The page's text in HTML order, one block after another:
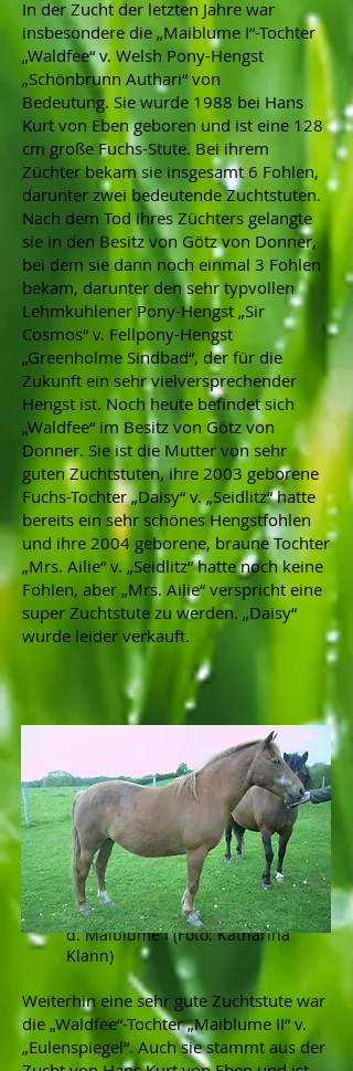
In der Zucht der letzten Jahre war
insbesondere die „Maiblume I“-Tochter
„Waldfee“ v. Welsh Pony-Hengst
„Schönbrunn Authari“ von
Bedeutung. Sie wurde 1988 bei Hans
Kurt von Eben geboren und ist eine 128
cm große Fuchs-Stute. Bei ihrem
Züchter bekam sie insgesamt 6 Fohlen,
darunter zwei bedeutende Zuchtstuten.
Nach dem Tod ihres Züchters gelangte
sie in den Besitz von Götz von Donner,
bei dem sie dann noch einmal 3 Fohlen
bekam, darunter den sehr typvollen
Lehmkuhlener Pony-Hengst „Sir
Cosmos“ v. Fellpony-Hengst
„Greenholme Sindbad“, der für die
Zukunft ein sehr vielversprechender
Hengst ist. Noch heute befindet sich
„Waldfee“ im Besitz von Götz von
Donner. Sie ist die Mutter von sehr
guten Zuchtstuten, ihre 2003 geborene
Fuchs-Tochter „Daisy“ v. „Seidlitz“ hatte
bereits ein sehr schönes Hengstfohlen
und ihre 2004 geborene, braune Tochter
„Mrs. Ailie“ v. „Seidlitz“ hatte noch keine
Fohlen, aber „Mrs. Ailie“ verspricht eine
super Zuchtstute zu werden. „Daisy“
wurde leider verkauft.
Waldfee v. Schönbrunn Authari a.
d. Maiblume I (Foto: Katharina
Klann)
Weiterhin eine sehr gute Zuchtstute war
die „Waldfee“-Tochter „Maiblume II“ v.
„Eulenspiegel“. Auch sie stammt aus der